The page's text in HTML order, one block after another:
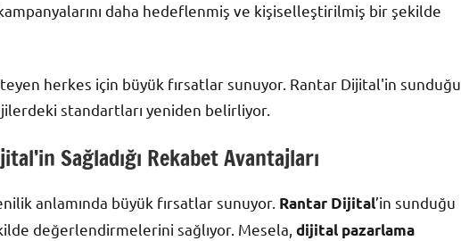
daha hedeflenmiş ve kişiselleştirilmiş bir şekilde
herkes için büyük fırsatlar sunuyor. Rantar Dijital'in sunduğu
standartları yeniden belirliyor.
Sağladığı Rekabet Avantajları
anlamında büyük fırsatlar sunuyor. Rantar Dijital’in sunduğu
değerlendirmelerini sağlıyor. Mesela, dijital pazarlama